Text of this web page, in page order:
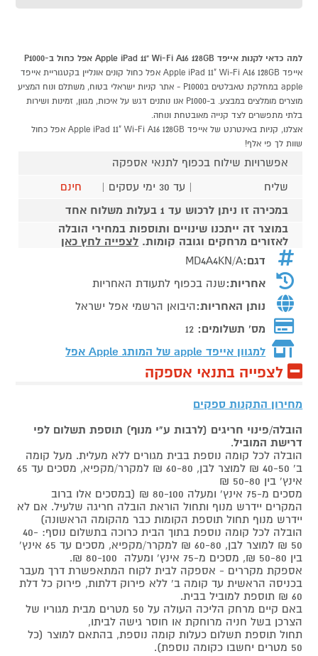
למה כדאי לקנות אייפד Apple iPad 11" Wi-Fi A16 128GB אפל כחול ב-P1000
אייפד Apple iPad 11" Wi-Fi A16 128GB אפל כחול קונים אונליין בקטגוריית אייפד
apple במחלקת טאבלטים בP1000 - אתר קניות ישראלי בטוח, משתלם ונוח המציע
מוצרים מומלצים במבצע. ב-P1000 אנו נותנים דגש על איכות, מגוון, זמינות ושירות
בלתי מתפשרים לצד קנייה מאובטחת ונוחה.
אצלנו, קניות באינטרנט של אייפד Apple iPad 11" Wi-Fi A16 128GB אפל כחול
שוות לך פי אלף!
אפשרויות שילוח בכפוף לתנאי אספקה
שליח
| עד 30 ימי עסקים |
חינם
במכירה זו ניתן לרכוש עד 1 בעלות משלוח אחד
במוצר זה ייתכנו שינויים ותוספות במחירי הובלה
לאזורים מרחקים וגובה קומות. לצפייה לחץ כאן
דגם:MD4A4KN/A
אחריות:שנה בכפוף לתעודת האחריות
נותן האחריות:היבואן הרשמי אפל ישראל
מס' תשלומים: 12
למגוון אייפד apple של המותג
Apple אפל
לצפייה בתנאי אספקה
מחירון התקנות ספקים
הובלה/פינוי חריגים (לרבות ע"י מנוף) תוספת תשלום לפי
דרישת המוביל.
הובלה לכל קומה נוספת בבית מגורים ללא מעלית. מעל קומה
ב' 40-50 ₪ למוצר לבן, 60-80 ₪ למקרר/מקפיא, מסכים עד 65
אינץ' בין 50-80 ₪
מסכים מ-75 אינץ' ומעלה 80-100 ₪ (במסכים אלו ברוב
המקרים יידרש מנוף ותחול הוראת הובלה חריגה שלעיל. אם לא
יידרש מנוף תחול תוספת הקומות כבר מהקומה הראשונה)
הובלה לכל קומה נוספת בתוך הבית כרוכה בתשלום נוסף: 40-
50 ₪ למוצר לבן, 60-80 ₪ למקרר/מקפיא, מסכים עד 65 אינץ'
בין 50-80 ₪, מסכים מ-75 אינץ' ומעלה 80-100 ₪.
אספקת מקררים - אספקה לבית לקוח המתאפשרת דרך מעבר
בכניסה הראשית עד קומה ב' ללא פירוק דלתות, פירוק כל דלת
60 ₪ תוספת למוביל בבית.
באם קיים מרחק הליכה העולה על 50 מטרים מבית מגוריו של
הצרכן בשל חניה מרוחקת או חוסר גישה לביתו,
תחול תוספת תשלום כעלות קומה נוספת, בהתאם למוצר (כל
50 מטרים יחשבו כקומה נוספת).